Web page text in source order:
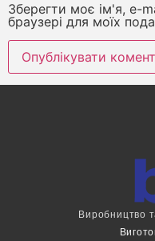
Зберегти моє ім'я, e-
браузері для моїх
Виробництво